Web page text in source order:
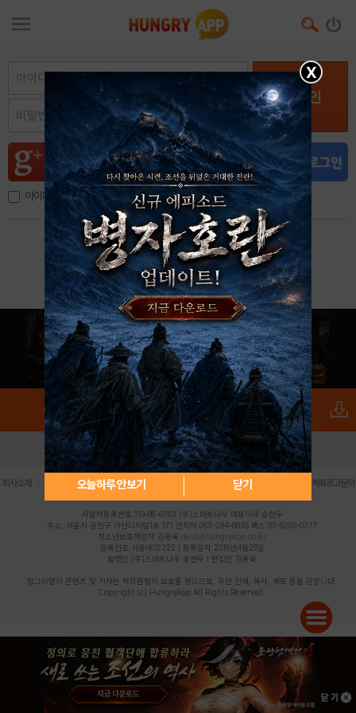
로그인
아이디, 이메일 저장
아이디 / 비밀번호 찾기 회원가입
X
오늘하루 안보기 닫기
로그인 PC버전 전체앱
회사소개 | 개인정보 처리방침 불법촬영물 신고센터 제휴광고문의
사업자등록번호:119-86-61101 (주)스마트나우 대표이사:송현두
주소: 서울시 금천구 가산디지털1로 171 연락처:063-284-8635 팩스:02-6265-0377
청소년보호책임자:김동욱 desk@hungryapp.co.kr
등록번호:서울아02322 | 등록일자:2016년4월25일
발행인:(주)스마트나우 송현두 | 편집인:김동욱
헝그리앱의 콘텐츠 및 기사는 저작권법의 보호를 받으므로, 무단 전재, 복사, 배포 등을 금합니다.
Copyright (c) HungryApp All Rights Reserved.